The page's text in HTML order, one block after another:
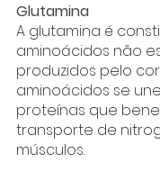
Glutamina
A glutamina é
aminoácidos não
produzidos pelo
aminoácidos se
proteínas que
transporte de
músculos.